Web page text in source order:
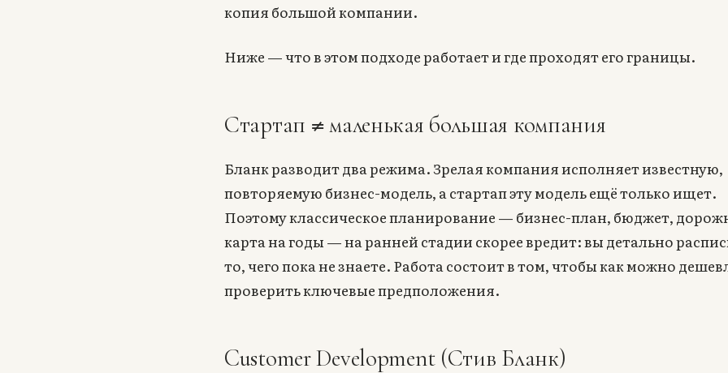
копия большой компании.
Ниже — что в этом подходе работает и где проходят его границы.
Стартап ≠ маленькая большая компания
Бланк разводит два режима. Зрелая компания исполняет известную,
повторяемую бизнес-модель, а стартап эту модель ещё только ищет.
Поэтому классическое планирование — бизнес-план, бюджет,
карта на годы — на ранней стадии скорее вредит: вы детально
то, чего пока не знаете. Работа состоит в том, чтобы как можно
проверить ключевые предположения.
Customer Development (Стив Бланк)